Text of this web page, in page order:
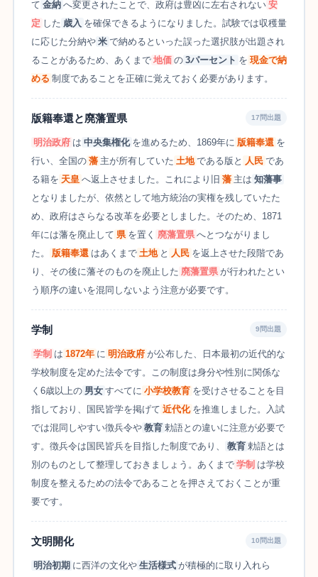
て 金納 へ変更されたことで、政府は豊凶に左右されない 安
定 した 歳入 を確保できるようになりました。試験では収穫量
に応じた分納や 米 で納めるといった誤った選択肢が出題され
ることがあるため、あくまで 地価 の 3パーセント を 現金で納
める 制度であることを正確に覚えておく必要があります。
版籍奉還と廃藩置県 17問出題
明治政府 は 中央集権化 を進めるため、1869年に 版籍奉還 を
行い、全国の 藩 主が所有していた 土地 である版と 人民 であ
る籍を 天皇 へ返上させました。これにより旧 藩 主は 知藩事
となりましたが、依然として地方統治の実権を残していたた
め、政府はさらなる改革を必要としました。そのため、1871
年には藩を廃止して 県 を置く 廃藩置県 へとつながりまし
た。
版籍奉還 はあくまで 土地 と 人民 を返上させた段階であ
り、その後に藩そのものを廃止した 廃藩置県 が行われたとい
う順序の違いを混同しないよう注意が必要です。
学制 9問出題
学制 は 1872年 に 明治政府 が公布した、日本最初の近代的な
学校制度を定めた法令です。この制度は身分や性別に関係な
く6歳以上の 男女 すべてに 小学校教育 を受けさせることを目
指しており、国民皆学を掲げて 近代化 を推進しました。入試
では混同しやすい徴兵令や 教育 勅語との違いに注意が必要で
す。徴兵令は国民皆兵を目指した制度であり、
教育 勅語とは
別のものとして整理しておきましょう。あくまで 学制 は学校
制度を整えるための法令であることを押さえておくことが重
要です。
文明開化 10問出題
明治初期 に西洋の文化や 生活様式 が積極的に取り入れら